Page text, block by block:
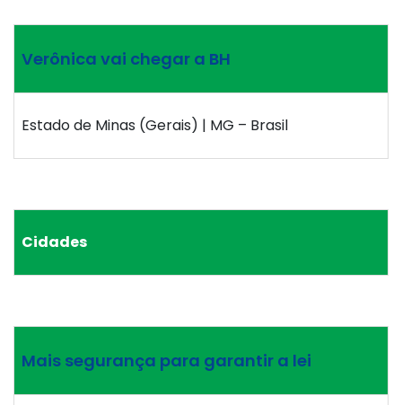
Verônica vai chegar a BH
Estado de Minas (Gerais) | MG – Brasil
Cidades
Mais segurança para garantir a lei